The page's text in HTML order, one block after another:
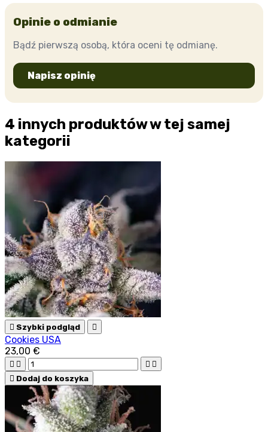
Opinie o odmianie
Bądź pierwszą osobą, która oceni tę odmianę.
Napisz opinię
4 innych produktów w tej samej
kategorii
 Szybki podgląd 
Cookies USA
23,00 €
   
 Dodaj do koszyka